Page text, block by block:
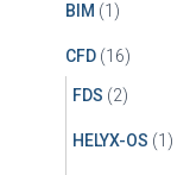
BIM (1)
CFD (16)
FDS (2)
HELYX-OS (1)